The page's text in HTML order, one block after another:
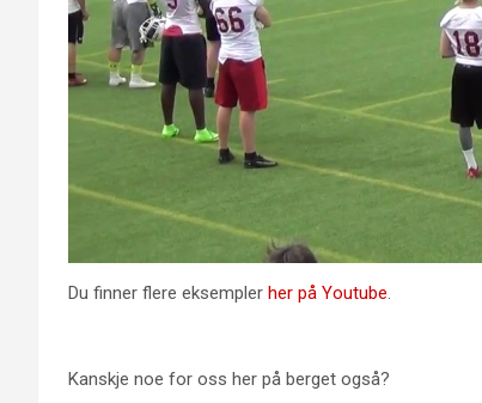
Du finner flere eksempler her på Youtube.
Kanskje noe for oss her på berget også?